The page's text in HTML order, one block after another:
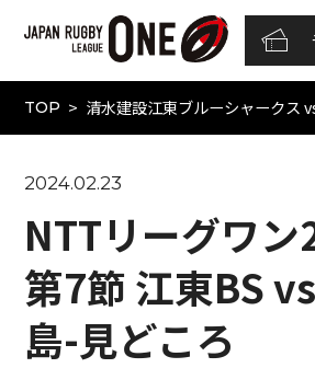
TOP 清水建設江東ブルーシャークス
2024.02.23
NTTリーグワ
第7節 江東BS
島-見どころ